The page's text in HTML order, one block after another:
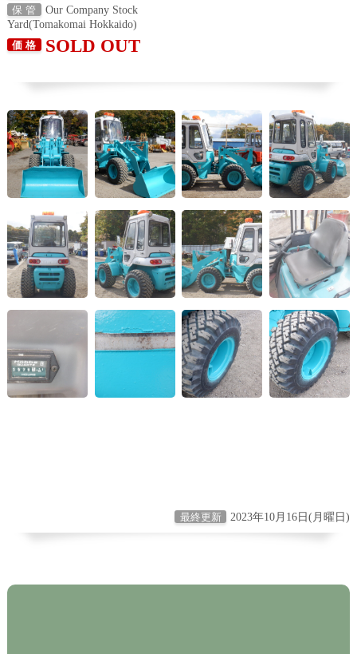
保 管
Our Company Stock
Yard(Tomakomai Hokkaido)
価 格 SOLD OUT
最終更新 2023年10月16日(月曜日)